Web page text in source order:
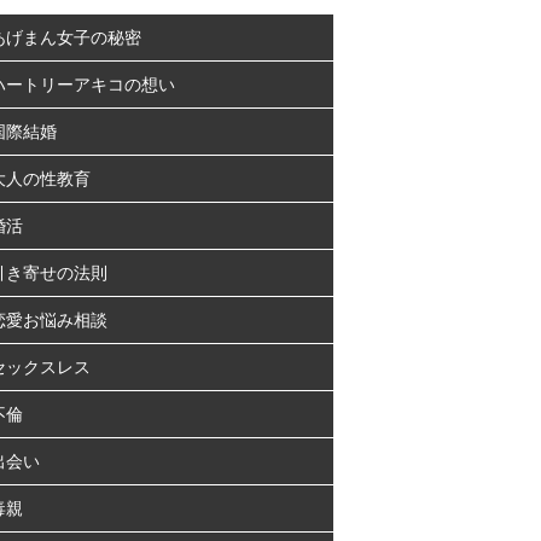
げまん女子の秘密
ートリーアキコの想い
際結婚
人の性教育
活
き寄せの法則
愛お悩み相談
ックスレス
倫
会い
親